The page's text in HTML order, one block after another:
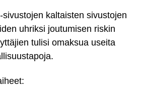
kaltaisten sivustojen
uhriksi joutumisen riskin
tulisi omaksua useita